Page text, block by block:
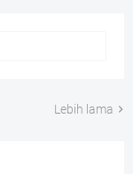
Lebih lama